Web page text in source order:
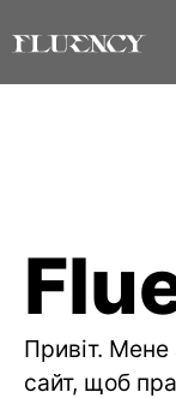
Привіт. Мене
сайт, щоб